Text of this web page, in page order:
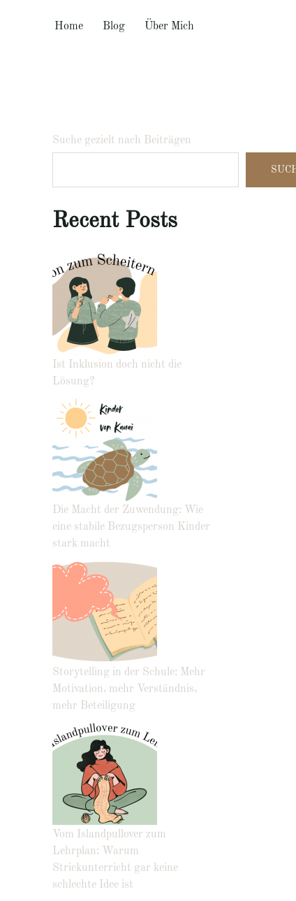
Home Blog Über Mich
Suche gezielt nach Beiträgen
Recent Posts
Ist Inklusion doch nicht die
Lösung?
Die Macht der Zuwendung: Wie
eine stabile Bezugsperson Kinder
stark macht
Storytelling in der Schule: Mehr
Motivation, mehr Verständnis,
mehr Beteiligung
Vom Islandpullover zum
Lehrplan: Warum
Strickunterricht gar keine
schlechte Idee ist